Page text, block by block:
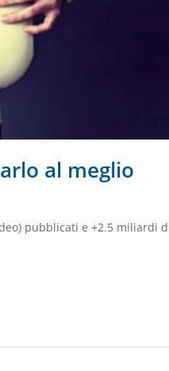
al meglio
pubblicati e +2.5 miliardi